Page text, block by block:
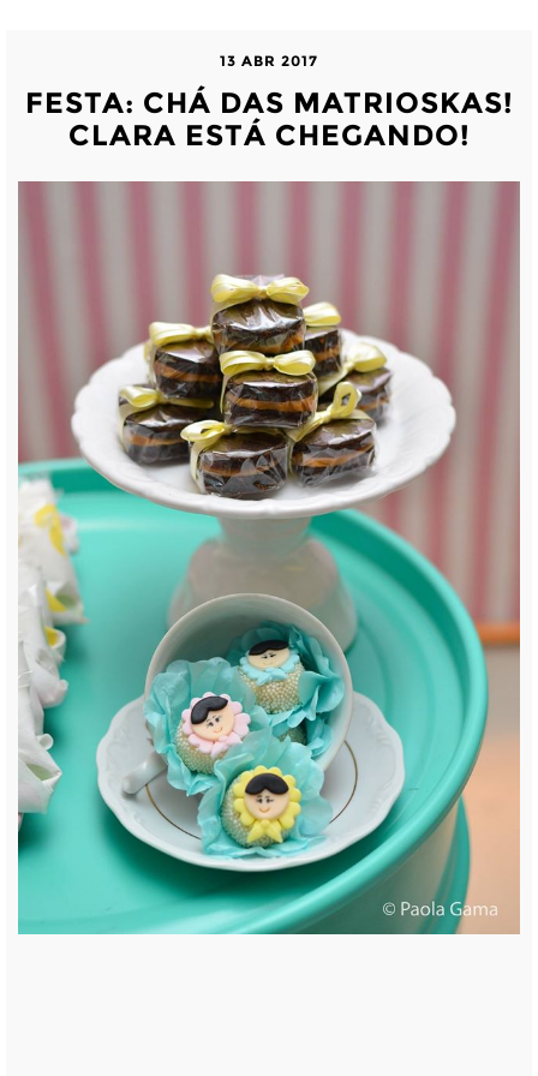
13 ABR 2017
FESTA: CHÁ DAS MATRIOSKAS!
CLARA ESTÁ CHEGANDO!